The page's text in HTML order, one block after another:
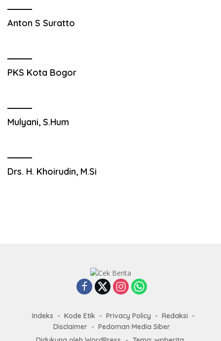
Anton S Suratto
PKS Kota Bogor
Mulyani, S.Hum
Drs. H. Khoirudin, M.Si
Indeks Kode Etik Privacy Policy
Redaksi
Disclaimer
Pedoman Media Siber